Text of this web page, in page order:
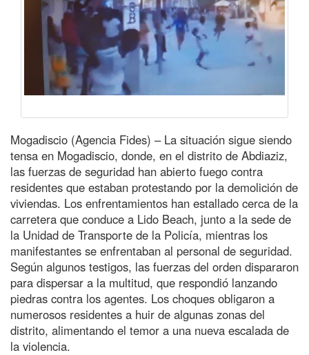
Mogadiscio (Agencia Fides) – La situación sigue siendo
tensa en Mogadiscio, donde, en el distrito de Abdiaziz,
las fuerzas de seguridad han abierto fuego contra
residentes que estaban protestando por la demolición de
viviendas. Los enfrentamientos han estallado cerca de la
carretera que conduce a Lido Beach, junto a la sede de
la Unidad de Transporte de la Policía, mientras los
manifestantes se enfrentaban al personal de seguridad.
Según algunos testigos, las fuerzas del orden dispararon
para dispersar a la multitud, que respondió lanzando
piedras contra los agentes. Los choques obligaron a
numerosos residentes a huir de algunas zonas del
distrito, alimentando el temor a una nueva escalada de
la violencia.